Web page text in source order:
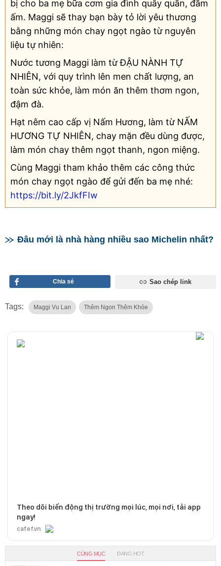
bị cho ba mẹ bữa cơm gia đình quây quần, đầm
ấm. Maggi sẽ thay bạn bày tỏ lời yêu thương
bằng những món chay ngọt ngào từ nguyên
liệu tự nhiên:
Nước tương Maggi làm từ ĐẬU NÀNH TỰ
NHIÊN, với quy trình lên men chất lượng, an
toàn sức khỏe, làm món ăn thêm thơm ngon,
đậm đà.
Hạt nêm cao cấp vị Nấm Hương, làm từ NẤM
HƯƠNG TỰ NHIÊN, chay mặn đều dùng được,
làm món chay thêm ngọt thanh, ngon miệng.
Cùng Maggi tham khảo thêm các công thức
món chay ngọt ngào để gửi đến ba mẹ nhé:
https://bit.ly/2JkfFIw
Đâu mới là nhà hàng nhiều sao Michelin nhất?
Chia sẻ Sao chép link
Tags: Maggi Vu Lan Thêm Ngon Thêm Khỏe
Theo dõi biến động thị trường mọi lúc, mọi nơi, tải app
ngay!
cafef.vn
CÙNG MỤC ĐANG HOT